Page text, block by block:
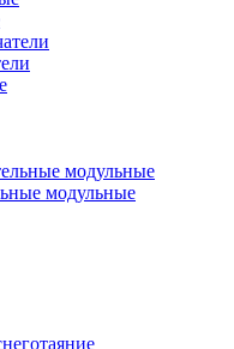
модульные